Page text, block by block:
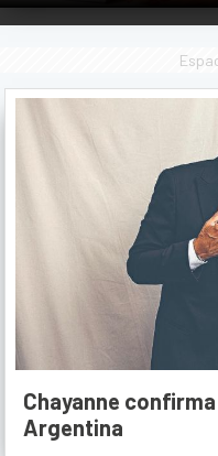
Chayanne
Argentina